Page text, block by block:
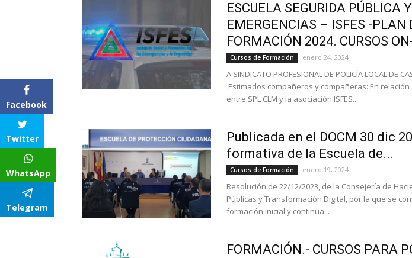
ESCUELA SEGURIDA PÚBLICA Y
EMERGENCIAS – ISFES -PLAN
FORMACIÓN 2024. CURSOS
Cursos de Formación enero 24, 2024
A SINDICATO PROFESIONAL DE POLICÍA LOCAL DE
Estimados compañeros y compañeras: En
entre SPL CLM y la asociación ISFES...
Publicada en el DOCM 30 dic
formativa de la Escuela de...
Cursos de Formación enero 19, 2024
Resolución de 22/12/2023, de la Consejería de
Públicas y Transformación Digital, por la que se
formación inicial y continua...
FORMACIÓN.- CURSOS PARA
Facebook
Twitter
WhatsApp
Telegram